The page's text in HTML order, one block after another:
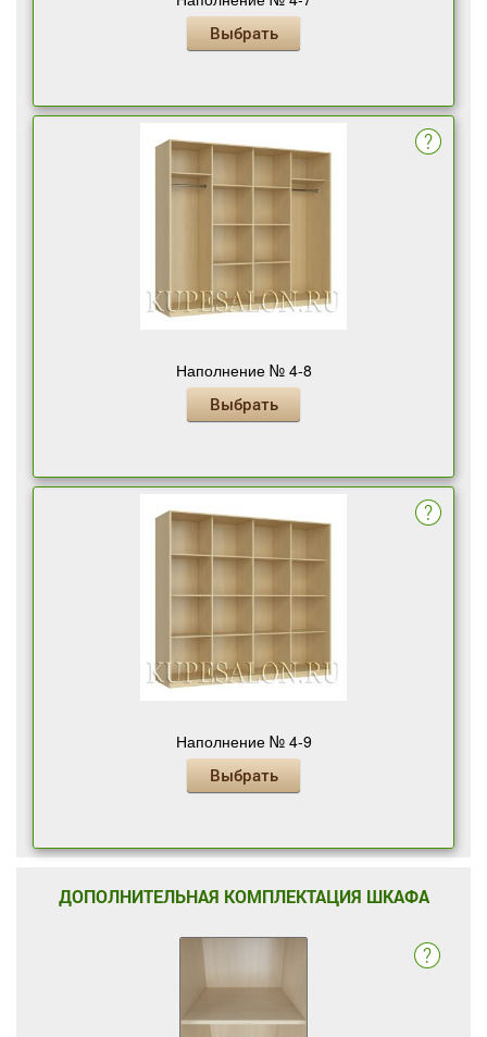
Выбрать
Наполнение № 4-8
Выбрать
Наполнение № 4-9
Выбрать
ДОПОЛНИТЕЛЬНАЯ КОМПЛЕКТАЦИЯ ШКАФА